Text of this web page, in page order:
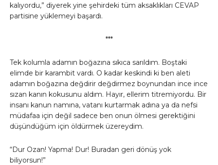
kalıyordu,” diyerek yine şehirdeki tüm aksaklıkları CEVAP
partisine yüklemeyi başardı.
***
Tek kolumla adamın boğazına sıkıca sarıldım. Boştaki
elimde bir karambit vardı. O kadar keskindi ki ben aleti
adamın boğazına değdirir değdirmez boynundan ince ince
sızan kanın kokusunu aldım. Hayır, ellerim titremiyordu. Bir
insanı kanun namına, vatanı kurtarmak adına ya da nefsi
müdafaa için değil sadece ben onun ölmesi gerektiğini
düşündüğüm için öldürmek üzereydim.
“Dur Ozan! Yapma! Dur! Buradan geri dönüş yok
biliyorsun!”